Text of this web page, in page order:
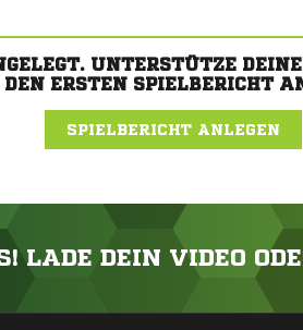
UNTERSTÜTZE
DEN ERSTEN SPIELBERICHT
SPIELBERICHT ANLEGEN
LADE DEIN VIDEO